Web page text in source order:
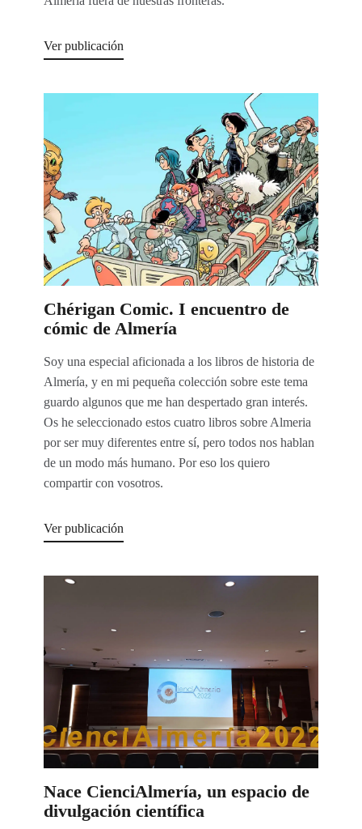
Ver publicación
Chérigan Comic. I encuentro de
cómic de Almería
Soy una especial aficionada a los libros de historia de
Almería, y en mi pequeña colección sobre este tema
guardo algunos que me han despertado gran interés.
Os he seleccionado estos cuatro libros sobre Almeria
por ser muy diferentes entre sí, pero todos nos hablan
de un modo más humano. Por eso los quiero
compartir con vosotros.
Ver publicación
Nace CienciAlmería, un espacio de
divulgación científica